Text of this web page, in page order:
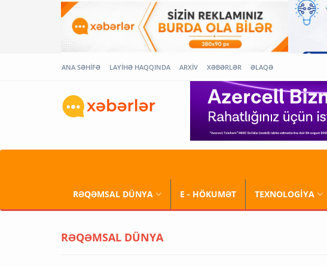
ANA SƏHİFƏ LAYİHƏ HAQQINDA ARXİV XƏBƏRLƏR ƏLAQƏ
RƏQƏMSAL DÜNYA E - HÖKUMƏT TEXNOLOGİYA
RƏQƏMSAL DÜNYA